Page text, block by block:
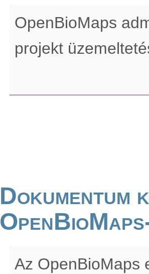
OpenBioMaps
projekt
Dokumentum
Az OpenBioMaps